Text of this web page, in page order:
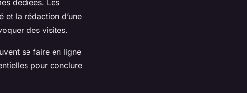
dédiées. Les
et la rédaction d’une
des visites.
se faire en ligne
pour conclure